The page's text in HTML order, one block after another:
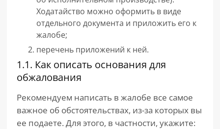
Ходатайство можно оформить в виде
отдельного документа и приложить его к
жалобе;
перечень приложений к ней.
1.1. Как описать основания для
обжалования
Рекомендуем написать в жалобе все самое
важное об обстоятельствах, из-за которых вы
ее подаете. Для этого, в частности, укажите: